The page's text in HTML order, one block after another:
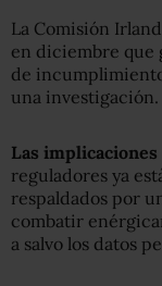
La Comisión
en diciembre que
de
una investigación.
Las
reguladores ya
respaldados por
combatir
a salvo los datos